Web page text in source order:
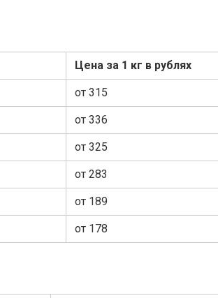
Цена за 1 кг в рублях
от 315
от 336
от 325
от 283
от 189
от 178